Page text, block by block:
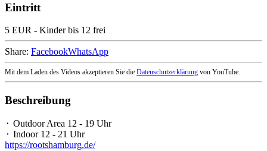
Eintritt
5 EUR - Kinder bis 12 frei
Share: FacebookWhatsApp
Mit dem Laden des Videos akzeptieren Sie die Datenschutzerklärung von YouTube.
Beschreibung
⬝ Outdoor Area 12 - 19 Uhr
⬝ Indoor 12 - 21 Uhr
https://rootshamburg.de/